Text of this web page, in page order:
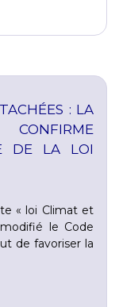
: LA
DE LA LOI
« loi Climat et
le Code
de favoriser la